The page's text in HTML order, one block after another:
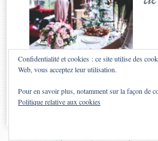
Confidentialité et cookies : ce site utilise des
Web, vous acceptez leur utilisation.
Pour en savoir plus, notamment sur la façon de
Politique relative aux cookies